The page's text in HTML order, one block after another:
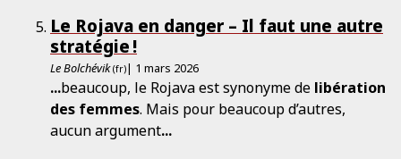
Le Rojava en danger – Il faut une autre
stratégie !
Le Bolchévik (fr)| 1 mars 2026
...beaucoup, le Rojava est synonyme de libération
des femmes. Mais pour beaucoup d’autres,
aucun argument...